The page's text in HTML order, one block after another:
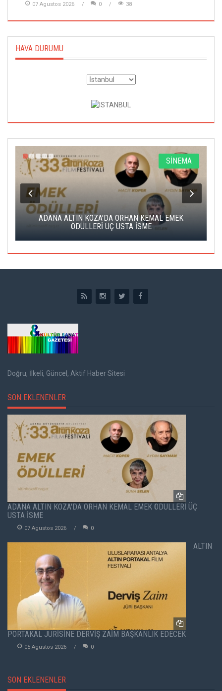
07 Agustos 2026 0 38
HAVA DURUMU
SİNEMA
ADANA ALTIN KOZA'DA ORHAN KEMAL EMEK
ÖDÜLLERİ ÜÇ USTA İSME
Doğru, İlkeli, Güncel, Aktif Haber Sitesi
SON EKLENENLER
ADANA ALTIN KOZA'DA ORHAN KEMAL EMEK ÖDÜLLERİ ÜÇ
USTA İSME
07 Agustos 2026 0
ALTIN
PORTAKAL JÜRİSİNE DERVİŞ ZAİM BAŞKANLIK EDECEK
05 Agustos 2026 0
SON EKLENENLER